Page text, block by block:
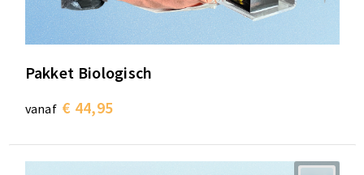
Pakket Biologisch
vanaf € 44,95